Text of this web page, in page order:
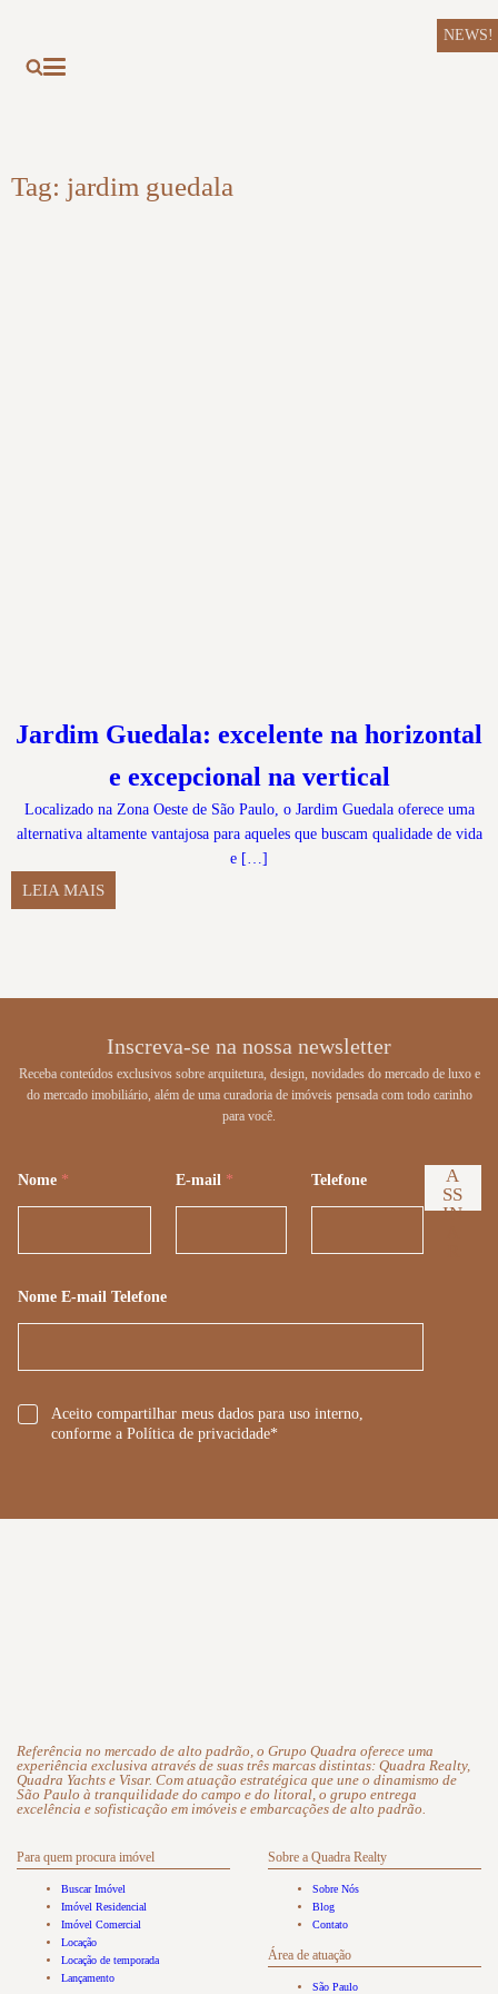
NEWS!
Tag: jardim guedala
Jardim Guedala: excelente na horizontal
e excepcional na vertical
Localizado na Zona Oeste de São Paulo, o Jardim Guedala oferece uma
alternativa altamente vantajosa para aqueles que buscam qualidade de vida
e […]
LEIA MAIS
Inscreva-se na nossa newsletter
Receba conteúdos exclusivos sobre arquitetura, design, novidades do mercado de luxo e
do mercado imobiliário, além de uma curadoria de imóveis pensada com todo carinho
para você.
Nome * E-mail * Telefone
Nome E-mail Telefone
*
Aceito compartilhar meus dados para uso interno,
conforme a Política de privacidade*
A
SS
IN
Referência no mercado de alto padrão, o Grupo Quadra oferece uma
experiência exclusiva através de suas três marcas distintas: Quadra Realty,
Quadra Yachts e Visar. Com atuação estratégica que une o dinamismo de
São Paulo à tranquilidade do campo e do litoral, o grupo entrega
excelência e sofisticação em imóveis e embarcações de alto padrão.
Para quem procura imóvel
Buscar Imóvel
Imóvel Residencial
Imóvel Comercial
Locação
Locação de temporada
Lançamento
Sobre a Quadra Realty
Sobre Nós
Blog
Contato
Área de atuação
São Paulo